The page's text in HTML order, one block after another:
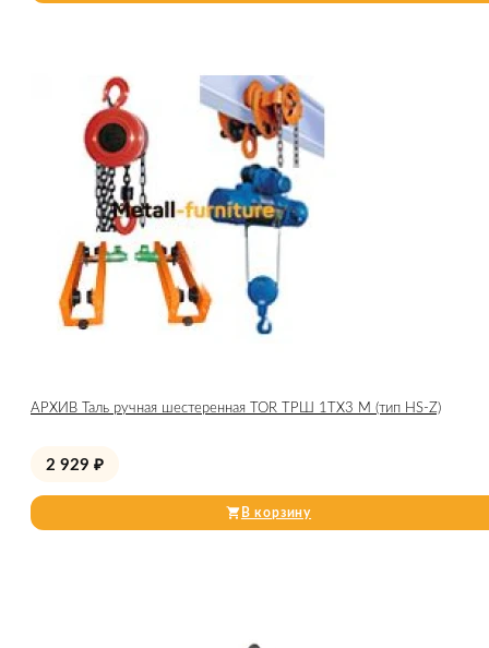
АРХИВ Таль ручная шестеренная TOR ТРШ 1ТХ3 М (тип HS-Z)
2 929 ₽
В корзину